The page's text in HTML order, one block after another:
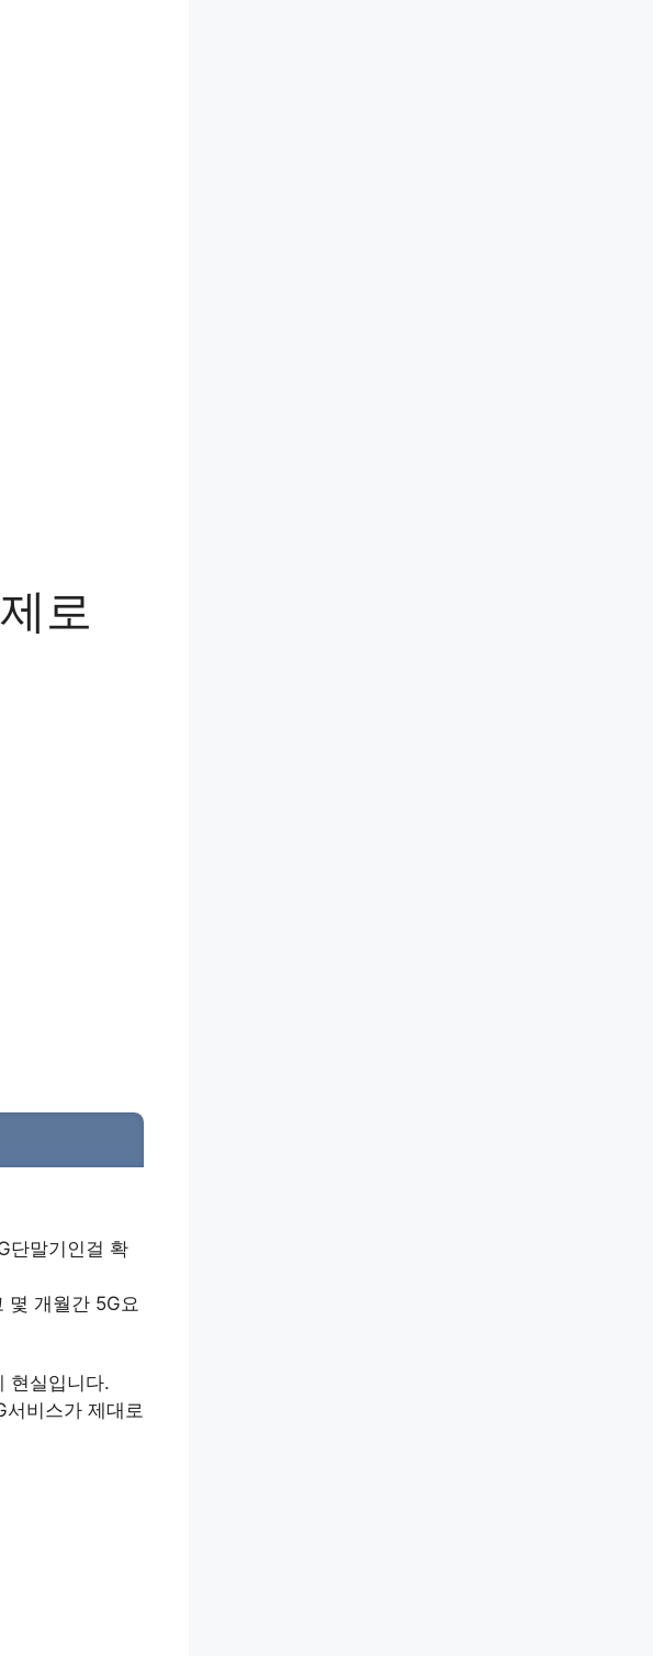
로
단말기인걸 확
몇 개월간 5G요
현실입니다.
비스가 제대로